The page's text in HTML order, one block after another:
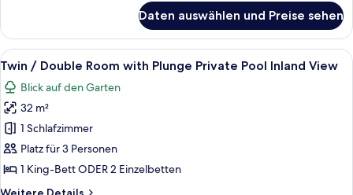
eigener
Pool,
Meerblick
Daten auswählen und Preise sehen
Alle
Fotos
für
Twin
/
Double
Room
Ein Hotelzimmer mit Bett,
7
Twin / Double Room with Plunge Private Pool Inland View
Blick auf den Garten
32 m²
1 Schlafzimmer
Platz für 3 Personen
1 King-Bett ODER 2 Einzelbetten
Weitere